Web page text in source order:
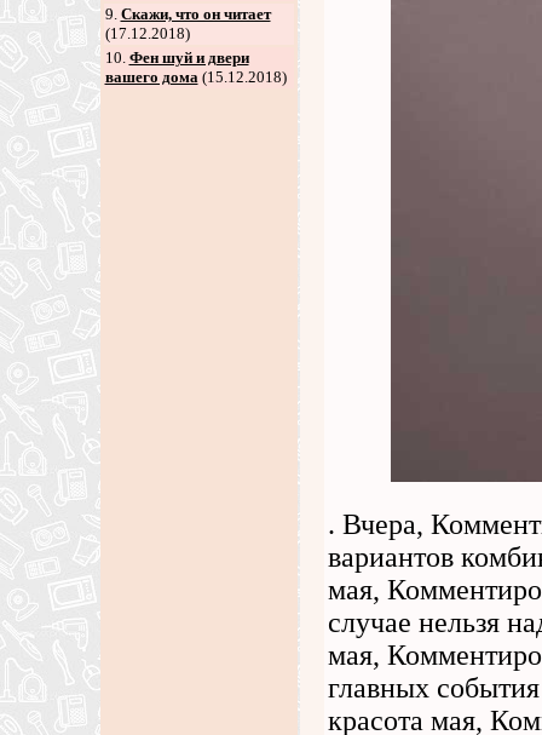
9. Скажи, что он читает
(17.12.2018)
10. Фен шуй и двери
вашего дома(15.12.2018)
. Вчера,
вариантов
мая,
случае нельзя
мая,
главных
красота мая,